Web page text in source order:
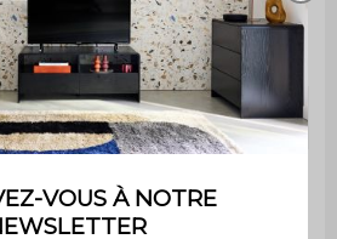
500 g/m²
PU
39cm de mousse polyuréthane
(30kg/m3)